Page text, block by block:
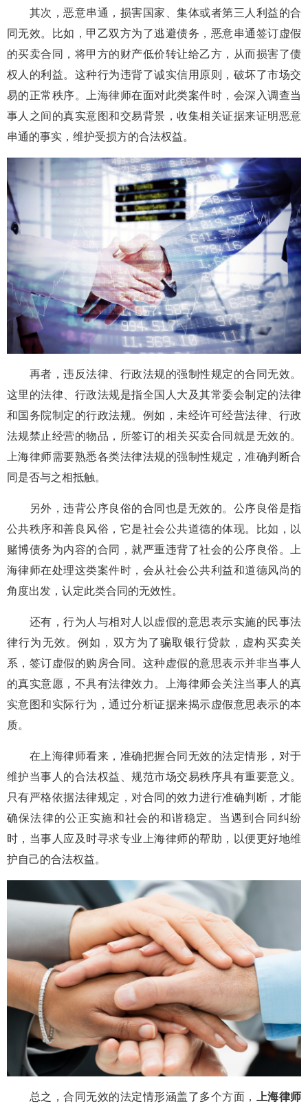
其次，恶意串通，损害国家、集体或者第三人利益的合
同无效。比如，甲乙双方为了逃避债务，恶意串通签订虚假
的买卖合同，将甲方的财产低价转让给乙方，从而损害了债
权人的利益。这种行为违背了诚实信用原则，破坏了市场交
易的正常秩序。上海律师在面对此类案件时，会深入调查当
事人之间的真实意图和交易背景，收集相关证据来证明恶意
串通的事实，维护受损方的合法权益。
再者，违反法律、行政法规的强制性规定的合同无效。
这里的法律、行政法规是指全国人大及其常委会制定的法律
和国务院制定的行政法规。例如，未经许可经营法律、行政
法规禁止经营的物品，所签订的相关买卖合同就是无效的。
上海律师需要熟悉各类法律法规的强制性规定，准确判断合
同是否与之相抵触。
另外，违背公序良俗的合同也是无效的。公序良俗是指
公共秩序和善良风俗，它是社会公共道德的体现。比如，以
赌博债务为内容的合同，就严重违背了社会的公序良俗。上
海律师在处理这类案件时，会从社会公共利益和道德风尚的
角度出发，认定此类合同的无效性。
还有，行为人与相对人以虚假的意思表示实施的民事法
律行为无效。例如，双方为了骗取银行贷款，虚构买卖关
系，签订虚假的购房合同。这种虚假的意思表示并非当事人
的真实意愿，不具有法律效力。上海律师会关注当事人的真
实意图和实际行为，通过分析证据来揭示虚假意思表示的本
质。
在上海律师看来，准确把握合同无效的法定情形，对于
维护当事人的合法权益、规范市场交易秩序具有重要意义。
只有严格依据法律规定，对合同的效力进行准确判断，才能
确保法律的公正实施和社会的和谐稳定。当遇到合同纠纷
时，当事人应及时寻求专业上海律师的帮助，以便更好地维
护自己的合法权益。
总之，合同无效的法定情形涵盖了多个方面， 上海律师